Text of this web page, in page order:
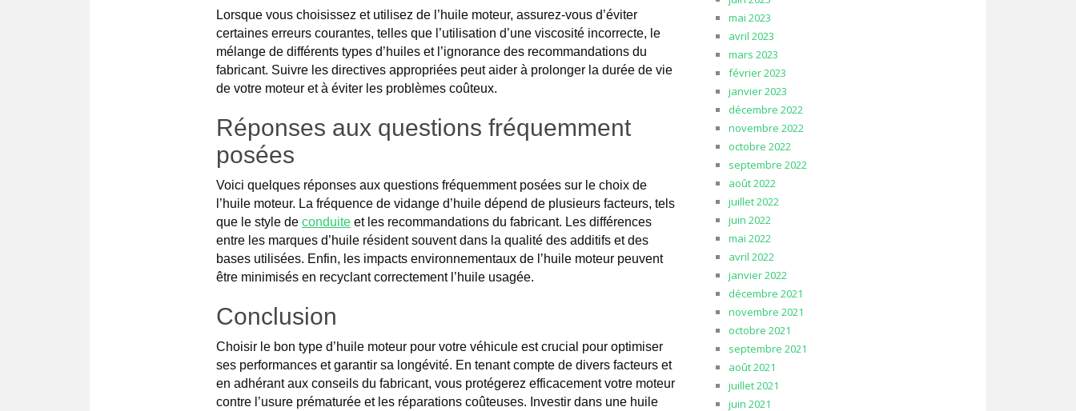
Lorsque vous choisissez et utilisez de l’huile moteur, assurez-vous d’éviter
certaines erreurs courantes, telles que l’utilisation d’une viscosité incorrecte, le
mélange de différents types d’huiles et l’ignorance des recommandations du
fabricant. Suivre les directives appropriées peut aider à prolonger la durée de vie
de votre moteur et à éviter les problèmes coûteux.
Réponses aux questions fréquemment
posées
Voici quelques réponses aux questions fréquemment posées sur le choix de
l’huile moteur. La fréquence de vidange d’huile dépend de plusieurs facteurs, tels
que le style de conduite et les recommandations du fabricant. Les différences
entre les marques d’huile résident souvent dans la qualité des additifs et des
bases utilisées. Enfin, les impacts environnementaux de l’huile moteur peuvent
être minimisés en recyclant correctement l’huile usagée.
Conclusion
Choisir le bon type d’huile moteur pour votre véhicule est crucial pour optimiser
ses performances et garantir sa longévité. En tenant compte de divers facteurs et
en adhérant aux conseils du fabricant, vous protégerez efficacement votre moteur
contre l’usure prématurée et les réparations coûteuses. Investir dans une huile
mai 2023
avril 2023
mars 2023
février 2023
janvier 2023
décembre 2022
novembre 2022
octobre 2022
septembre 2022
août 2022
juillet 2022
juin 2022
mai 2022
avril 2022
janvier 2022
décembre 2021
novembre 2021
octobre 2021
septembre 2021
août 2021
juillet 2021
juin 2021